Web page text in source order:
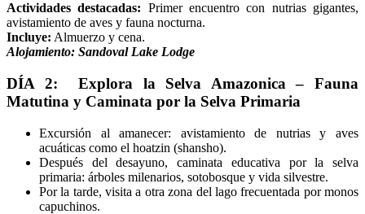
Actividades destacadas: Primer encuentro con nutrias gigantes,
avistamiento de aves y fauna nocturna.
Incluye: Almuerzo y cena.
Alojamiento: Sandoval Lake Lodge
DÍA 2: Explora la Selva Amazonica – Fauna
Matutina y Caminata por la Selva Primaria
Excursión al amanecer: avistamiento de nutrias y aves
acuáticas como el hoatzin (shansho).
Después del desayuno, caminata educativa por la selva
primaria: árboles milenarios, sotobosque y vida silvestre.
Por la tarde, visita a otra zona del lago frecuentada por monos
capuchinos.